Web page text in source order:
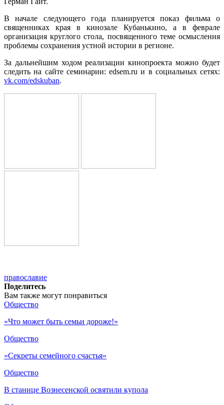
В начале следующего года планируется показ фильма о
священниках края в кинозале Кубанькино, а в феврале
организация круглого стола, посвященного теме осмысления
проблемы сохранения устной истории в регионе.
За дальнейшим ходом реализации кинопроекта можно будет
следить на сайте семинарии: edsem.ru и в социальных сетях:
vk.com/edskuban.
православие
Поделитесь
Вам также могут понравиться
Общество
«Что может быть семьи дороже!»
Общество
«Секреты семейного счастья»
Общество
В станице Вознесенской освятили купола